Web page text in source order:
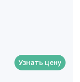
Узнать цену